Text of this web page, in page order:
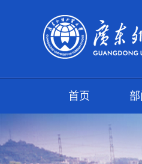
首页